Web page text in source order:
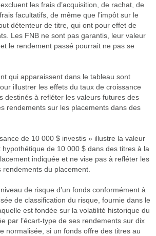
les frais d’acquisition, de rachat, de
facultatifs, de même que l’impôt sur le
détenteur de titre, qui ont pour effet de
Les FNB ne sont pas garantis, leur valeur
le rendement passé pourrait ne pas se
qui apparaissent dans le tableau sont
illustrer les effets du taux de croissance
destinés à refléter les valeurs futures des
rendements sur les placements dans des
de 10 000 $ investis » illustre la valeur
hypothétique de 10 000 $ dans des titres à la
indiquée et ne vise pas à refléter les
rendements du placement.
de risque d’un fonds conformément à
de classification du risque, fournie dans le
est fondée sur la volatilité historique du
par l’écart-type de ses rendements sur dix
normalisée, si un fonds offre des titres au